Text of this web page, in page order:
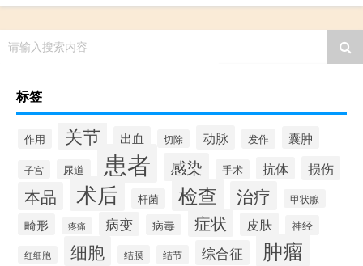
请输入搜索内容
标签
作用 关节 出血 切除 动脉 发作 囊肿
子宫 尿道 患者 感染 手术 抗体 损伤
本品 术后 杆菌 检查 治疗 甲状腺
畸形 疼痛 病变 病毒 症状 皮肤 神经
红细胞 细胞 结膜 结节 综合征 肿瘤